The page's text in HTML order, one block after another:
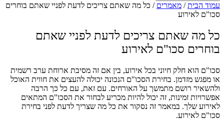
עמוד הבית/ מאמרים / כל מה שאתם צריכים לדעת לפניי שאתם בוחרים
סכו"ם לאירוע
כל מה שאתם צריכים לדעת לפניי שאתם
בוחרים סכו"ם לאירוע
סכו"ם הוא חלק חיוני בכל אירוע, בין אם זה מסיבת ארוחת ערב רשמית
או מפגש מזדמן. בחירת הסכו"ם הנכונה יכולה להעצים את חווית האוכל
ולהשאיר רושם מתמשך על האורחים. עם זאת, עם כל כך הרבה
אפשרויות זמינות, זה יכול להיות מכריע לבחור את הסכו"ם המתאים
לאירוע שלך. במאמר זה נסקור את כל מה שצריך לדעת לפני בחירת
סכו"ם לאירוע.